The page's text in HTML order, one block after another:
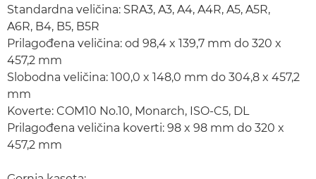
Standardna veličina: SRA3, A3, A4, A4R, A5, A5R,
A6R, B4, B5, B5R
Prilagođena veličina: od 98,4 x 139,7 mm do 320 x
457,2 mm
Slobodna veličina: 100,0 x 148,0 mm do 304,8 x 457,2
mm
Koverte: COM10 No.10, Monarch, ISO-C5, DL
Prilagođena veličina koverti: 98 x 98 mm do 320 x
457,2 mm